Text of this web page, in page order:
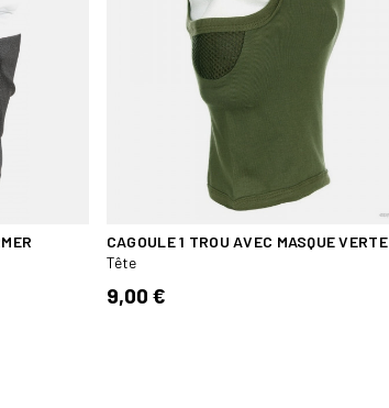
CAGOULE 1 TROU AVEC MASQUE VERTE
Tête
9,00 €